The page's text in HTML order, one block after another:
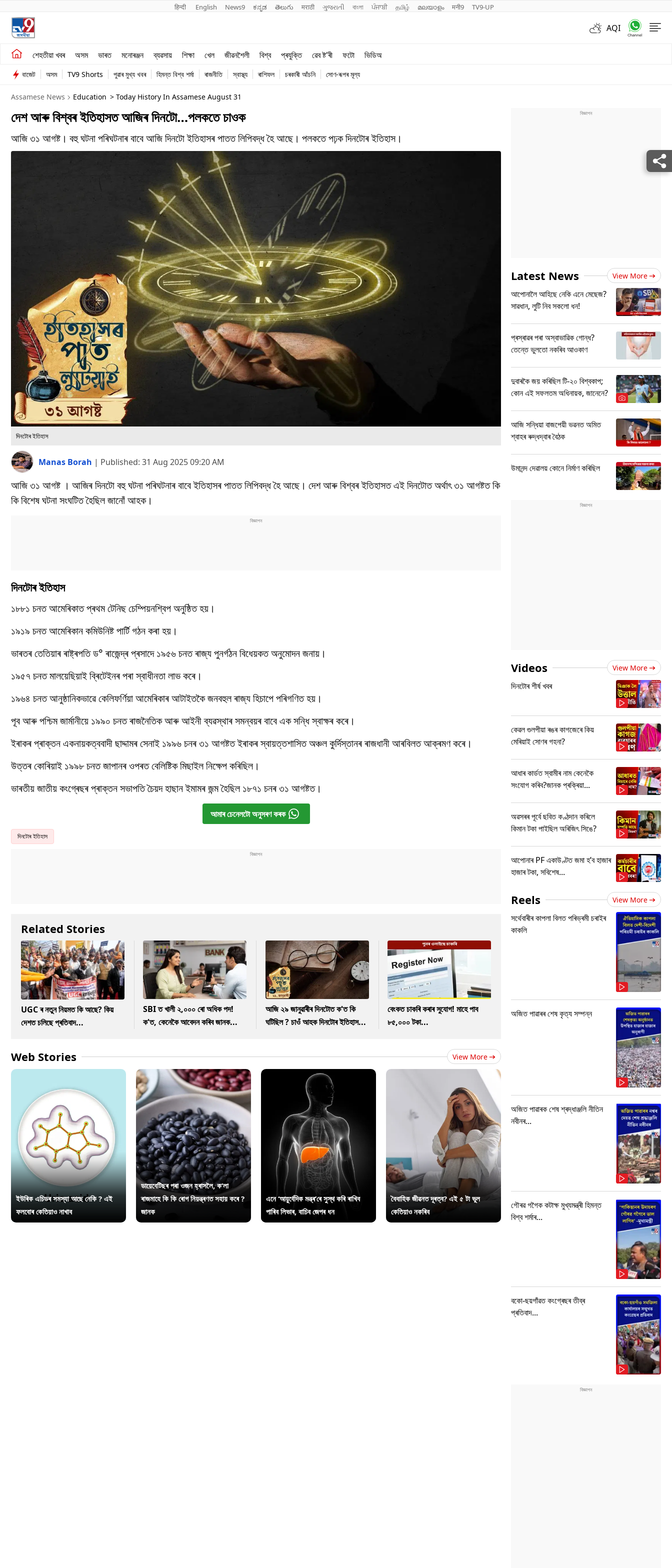
हिन्दी English News9 ಕನ್ನಡ తెలుగు मराठी ગુજરાતી বাংলা ਪੰਜਾਬੀ தமிழ் മലയാളം मनी9 TV9-UP
AQI
শেহতীয়া খবৰ অসম ভাৰত মনোৰঞ্জন ব্যৱসায় শিক্ষা খেল জীৱনশৈলী বিশ্ব প্ৰযুক্তি ৱেব ষ্ট'ৰী ফটো ভিডিঅ
শেহতীয়া খবৰ
অসম
ভাৰত
ব্যৱসায়
খেল
বাজেট অসম TV9 Shorts পুৱাৰ মুখ্য খবৰ হিমন্ত বিশ্ব শৰ্মা ৰাজনীতি স্বাস্থ্য ৰাশিফল চৰকাৰী আঁচনি সোণ-ৰূপৰ মূল্য
Assamese News Education > Today History In Assamese August 31
দেশ আৰু বিশ্বৰ ইতিহাসত আজিৰ দিনটো…পলকতে চাওক
আজি ৩১ আগষ্ট। বহু ঘটনা পৰিঘটনাৰ বাবে আজি দিনটো ইতিহাসৰ পাতত লিপিবদ্ধ হৈ আছে। পলকতে পঢ়ক দিনটোৰ ইতিহাস।
দিনটোৰ ইতিহাস
Manas Borah | Published: 31 Aug 2025 09:20 AM
আজি ৩১ আগষ্ট । আজিৰ দিনটো বহু ঘটনা পৰিঘটনাৰ বাবে ইতিহাসৰ পাতত লিপিবদ্ধ হৈ আছে। দেশ আৰু বিশ্বৰ ইতিহাসত এই দিনটোত অৰ্থাৎ ৩১ আগষ্টত কি
কি বিশেষ ঘটনা সংঘটিত হৈছিল জানোঁ আহক।
দিনটোৰ ইতিহাস
১৮৮১ চনত আমেৰিকাত প্ৰথম টেনিছ চেম্পিয়নশ্বিপ অনুষ্ঠিত হয়।
১৯১৯ চনত আমেৰিকান কমিউনিষ্ট পাৰ্টি গঠন কৰা হয়।
ভাৰতৰ তেতিয়াৰ ৰাষ্ট্ৰপতি ড° ৰাজেন্দ্ৰ প্ৰসাদে ১৯৫৬ চনত ৰাজ্য পুনৰ্গঠন বিধেয়কত অনুমোদন জনায়।
১৯৫৭ চনত মালয়েছিয়াই ব্ৰিটেইনৰ পৰা স্বাধীনতা লাভ কৰে।
১৯৬৪ চনত আনুষ্ঠানিকভাৱে কেলিফৰ্ণিয়া আমেৰিকাৰ আটাইতকৈ জনবহুল ৰাজ্য হিচাপে পৰিগণিত হয়।
পূব আৰু পশ্চিম জাৰ্মানীয়ে ১৯৯০ চনত ৰাজনৈতিক আৰু আইনী ব্যৱস্থাৰ সমন্বয়ৰ বাবে এক সন্ধি স্বাক্ষৰ কৰে।
ইৰাকৰ প্ৰাক্তন একনায়কত্ববাদী ছাদ্দামৰ সেনাই ১৯৯৬ চনৰ ৩১ আগষ্টত ইৰাকৰ স্বায়ত্তশাসিত অঞ্চল কুৰ্দিস্তানৰ ৰাজধানী আৰবিলত আক্ৰমণ কৰে।
উত্তৰ কোৰিয়াই ১৯৯৮ চনত জাপানৰ ওপৰত বেলিষ্টিক মিছাইল নিক্ষেপ কৰিছিল।
ভাৰতীয় জাতীয় কংগ্ৰেছৰ প্ৰাক্তন সভাপতি চৈয়দ হাছান ইমামৰ জন্ম হৈছিল ১৮৭১ চনৰ ৩১ আগষ্টত।
আমাৰ চেনেলটো অনুসৰণ কৰক
দিনটোৰ ইতিহাস
Related Stories
UGC ৰ নতুন নিয়মত কি আছে? কিয়
দেশত চলিছে প্ৰতিবাদ...
SBI ত খালী ২,০০০ ৰো অধিক পদ!
ক'ত, কেনেকৈ আবেদন কৰিব জানক...
আজি ২৯ জানুৱাৰীৰ দিনটোত ক'ত কি
ঘটিছিল ? চাওঁ আহক দিনটোৰ ইতিহাস...
বেংকত চাকৰি কৰাৰ সুযোগ! মাহে পাব
৮৫,০০০ টকা...
Web Stories View More
ইউৰিক এচিডৰ সমস্যা আছে নেকি ? এই
ফলবোৰ কেতিয়াও নাখাব
ডায়েবেটিছৰ পৰা ওজন হ্ৰাসলৈ, ক’লা
ৰাজমাহে কি কি ৰোগ নিয়ন্ত্ৰণত সহায় কৰে ?
জানক
এনে ‘আয়ুৰ্বেদিক মন্ত্ৰ’ৰে সুস্থ কৰি ৰাখিব
পাৰিব লিভাৰ, বাচিব জেপৰ ধন
বৈবাহিক জীৱনত দূৰত্ব? এই ৫ টা ভুল
কেতিয়াও নকৰিব
Latest News View More
আপোনালৈ আহিছে নেকি এনে মেছেজ?
সাৱধান, লুটি নিব সকলো ধন!
প্ৰস্ৰাৱৰ পৰা অস্বাভাৱিক গোন্ধ?
তেন্তে ভুলতো নকৰিব আওকাণ
দুবাৰকৈ জয় কৰিছিল টি-২০ বিশ্বকাপ;
কোন এই সফলতম অধিনায়ক, জানেনে?
আজি সন্ধিয়া বাজপেয়ী ভৱনত অমিত
শ্বাহৰ ৰুদ্ধদ্বাৰ বৈঠক
উমানন্দ দেৱালয় কোনে নিৰ্মাণ কৰিছিল
Videos View More
দিনটোৰ শীৰ্ষ খবৰ
কেৱল গুলপীয়া ৰঙৰ কাগজেৰে কিয়
মেৰিয়াই সোণৰ গহনা?
আধাৰ কাৰ্ডত স্বামীৰ নাম কেনেকৈ
সংযোগ কৰিব?জানক প্ৰক্ৰিয়া...
অৱসৰৰ পূৰ্বে ছবিত কণ্ঠদান কৰিলে
কিমান টকা পাইছিল অৰিজিৎ সিঙে?
আপোনাৰ PF একাউণ্টত জমা হ’ব হাজাৰ
হাজাৰ টকা, সবিশেষ...
Reels View More
সৰ্থেবাৰীৰ কাপলা বিলত পৰিভ্ৰমী চৰাইৰ
কাকলি
অজিত পাৱাৰৰ শেষ কৃত্য সম্পন্ন
অজিত পাৱাৰক শেষ শ্ৰদ্ধাঞ্জলি নীতিন
নবীনৰ...
গৌৰৱ গগৈক কটাক্ষ মুখ্যমন্ত্ৰী হিমন্ত
বিশ্ব শৰ্মাৰ...
বকো-ছয়গাঁৱত কংগ্ৰেছৰ তীব্ৰ
প্ৰতিবাদ...